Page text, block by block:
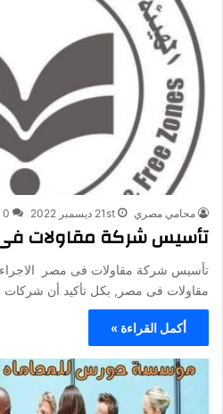
محامي مصري 21st ديسمبر 2022 0
تأسيس شركة مقاولات
تأسيس شركة مقاولات فى مصر
مقاولات فى مصر, بكل تأكيد أن
أكمل القراءة »